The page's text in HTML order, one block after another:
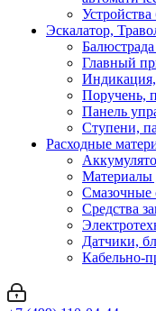
Устройства
Эскалатор,
Балюстрада
Главный
Индикация,
Поручень,
Панель
Ступени,
Расходные
Материалы
Смазочные
Средства
Датчики,
Кабельно-